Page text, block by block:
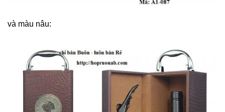
và màu nâu: